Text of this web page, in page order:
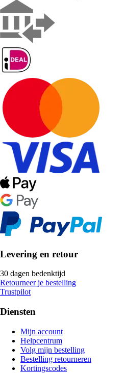
Levering en retour
30 dagen bedenktijd
Retourneer je bestelling
Trustpilot
Diensten
Mijn account
Helpcentrum
Volg mijn bestelling
Bestelling retourneren
Kortingscodes